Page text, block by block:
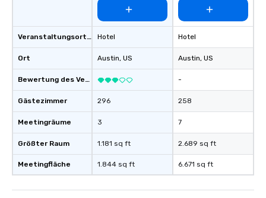
Veranstaltungsortstyp
Ort
Bewertung des Veranstaltungsortes
Gästezimmer
Meetingräume
Größter Raum
Meetingfläche
Hotel
Austin, US
296
3
1.181 sq ft
1.844 sq ft
Hotel
Austin, US
-
258
7
2.689 sq ft
6.671 sq ft